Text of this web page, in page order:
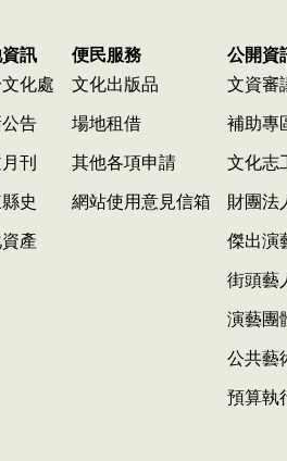
訊
化處
告
刊
史
產
便民服務
文化出版品
場地租借
其他各項申請
網站使用意見信箱
公開資
文資審
補助專
文化志
財團法
傑出演
街頭藝
演藝團
公共藝
預算執